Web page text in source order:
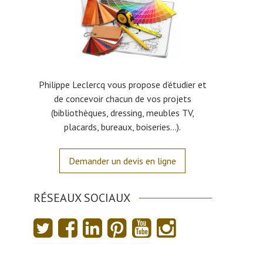
Philippe Leclercq vous propose d’étudier et
de concevoir chacun de vos projets
(bibliothèques, dressing, meubles TV,
placards, bureaux, boiseries…).
Demander un devis en ligne
RÉSEAUX SOCIAUX